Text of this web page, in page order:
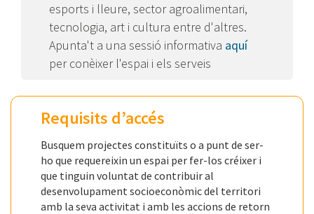
esports i lleure, sector agroalimentari,
tecnologia, art i cultura entre d'altres.
Apunta't a una sessió informativa aquí
per conèixer l'espai i els serveis
Requisits d’accés
Busquem projectes constituïts o a punt de ser-
ho que requereixin un espai per fer-los créixer i
que tinguin voluntat de contribuir al
desenvolupament socioeconòmic del territori
amb la seva activitat i amb les accions de retorn